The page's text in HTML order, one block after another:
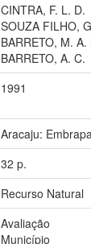
CINTRA, F. L. D.
SOUZA FILHO,
BARRETO, M. A.
BARRETO, A. C.
1991
Aracaju:
32 p.
Recurso Natural
Avaliação
Município